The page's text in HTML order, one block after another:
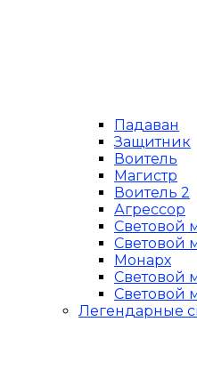
Падаван
Защитник
Воитель
Магистр
Воитель 2
Агрессор
Световой
Световой
Монарх
Световой
Световой
Легендарные